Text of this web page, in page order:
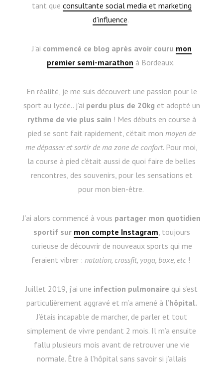
tant que consultante social media et marketing
d’influence.
J’ai commencé ce blog après avoir couru mon
premier semi-marathon à Bordeaux.
En réalité, je me suis découvert une passion pour le
sport au lycée.. j’ai perdu plus de 20kg et adopté un
rythme de vie plus sain ! Mes débuts en course à
pied se sont fait rapidement, c’était mon moyen de
me dépasser et sortir de ma zone de confort. Pour moi,
la course à pied c’était aussi de quoi faire de belles
rencontres, des souvenirs, pour les sensations et
pour mon bien-être.
J’ai alors commencé à vous partager mon quotidien
sportif sur mon compte Instagram, toujours
curieuse de découvrir de nouveaux sports qui me
feraient vibrer : natation, crossfit, yoga, boxe, etc!
Juillet 2019, j’ai une infection pulmonaire qui s’est
particulièrement aggravé et m’a amené à l’hôpital.
J’étais incapable de marcher, de parler et tout
simplement de vivre pendant 2 mois. Il m’a ensuite
fallu plusieurs mois avant de retrouver une vie
normale. Être à l’hôpital sans savoir si j’allais